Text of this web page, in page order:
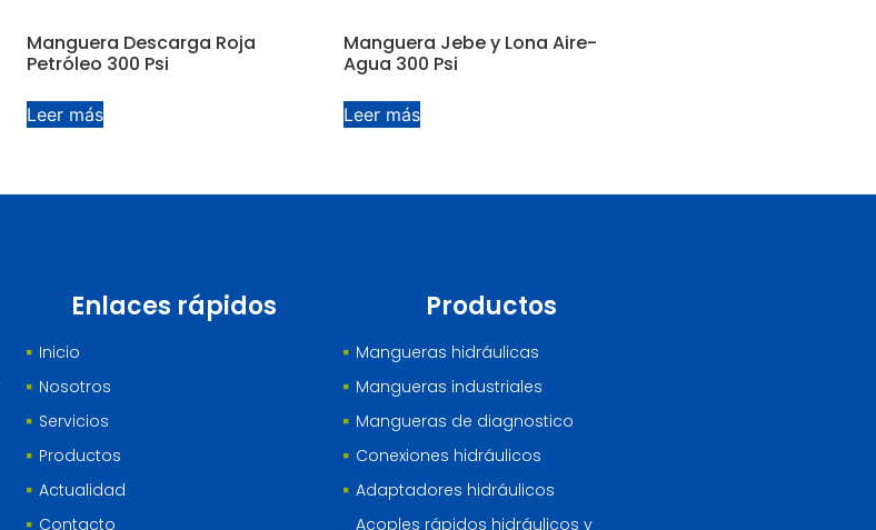
Manguera Descarga Roja
Petróleo 300 Psi
Leer más
Manguera Jebe y Lona Aire-
Agua 300 Psi
Leer más
Enlaces rápidos
Inicio
Nosotros
Servicios
Productos
Actualidad
Contacto
Productos
Mangueras hidráulicas
Mangueras industriales
Mangueras de diagnostico
Conexiones hidráulicos
Adaptadores hidráulicos
Acoples rápidos hidráulicos y